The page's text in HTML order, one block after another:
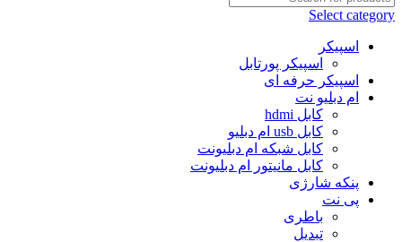
Select category
اسپیکر
اسپیکر پورتابل
اسپیکر حرفه ای
ام دبلیو نت
کابل hdmi
کابل usb ام دبلیو
کابل شبکه ام دبلیونت
کابل مانیتور ام دبلیونت
پنکه شارژی
پی نت
باطری
تبدیل